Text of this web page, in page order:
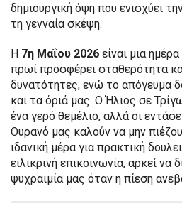
δημιουργική όψη που ενισχύει
τη γενναία σκέψη.
Η 7η Μαΐου 2026 είναι μια
πρωί προσφέρει σταθερότητα
δυνατότητες, ενώ το απόγευμα
και τα όριά μας. Ο Ήλιος σε
ένα γερό θεμέλιο, αλλά οι
Ουρανό μας καλούν να μην
ιδανική μέρα για πρακτική
ειλικρινή επικοινωνία, αρκεί να
ψυχραιμία μας όταν η πίεση